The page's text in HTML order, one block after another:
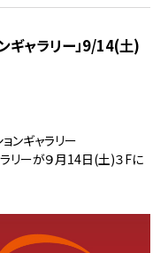
ギャラリー」9/14(土)
ギャラリー
リーが９月14日(土)３Fに